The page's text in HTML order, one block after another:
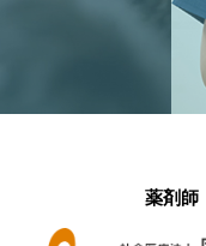
薬剤師